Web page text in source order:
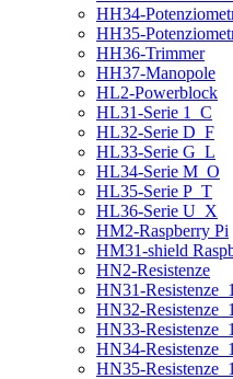
HH34-
HH35-
HH36-Trimmer
HH37-Manopole
HL2-Powerblock
HL31-Serie 1_C
HL32-Serie D_F
HL33-Serie G_L
HL34-Serie M_O
HL35-Serie P_T
HL36-Serie U_X
HM2-Raspberry Pi
HM31-shield
HN2-Resistenze
HN31-
HN32-
HN33-
HN34-
HN35-